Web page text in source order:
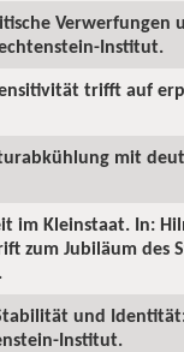
Institut.
trifft auf
mit
im Kleinstaat. In:
zum Jubiläum des
und
Institut.